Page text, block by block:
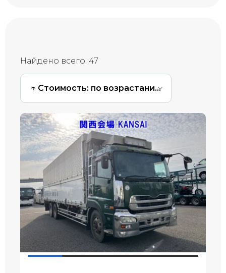
Найдено всего: 47
↑ Стоимость: по возрастанию